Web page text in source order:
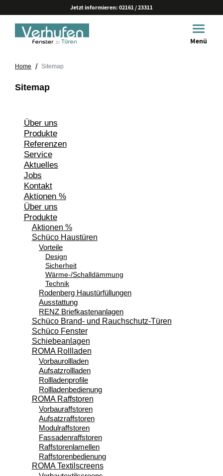
Jetzt informieren: 02161 / 23311
Menü
Home / Sitemap
Sitemap
Über uns
Produkte
Referenzen
Service
Aktuelles
Jobs
Kontakt
Aktionen %
Über uns
Produkte
Aktionen %
Schüco Haustüren
Vorteile
Design
Sicherheit
Wärme-/Schalldämmung
Technik
Rodenberg Haustürfüllungen
Ausstattung
RENZ Briefkastenanlagen
Schüco Brand- und Rauchschutz-Türen
Schüco Fenster
Schiebeanlagen
ROMA Rollladen
Vorbaurollladen
Aufsatzrollladen
Rollladenprofile
Rollladenbedienung
ROMA Raffstoren
Vorbauraffstoren
Aufsatzraffstoren
Modulraffstoren
Fassadenraffstoren
Raffstorenlamellen
Raffstorenbedienung
ROMA Textilscreens